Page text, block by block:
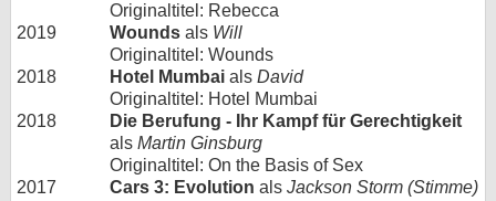
Originaltitel: Rebecca
2019
Wounds als Will
Originaltitel: Wounds
2018
Hotel Mumbai als David
Originaltitel: Hotel Mumbai
2018
Die Berufung - Ihr Kampf für Gerechtigkeit
als Martin Ginsburg
Originaltitel: On the Basis of Sex
2017
Cars 3: Evolution als Jackson Storm (Stimme)